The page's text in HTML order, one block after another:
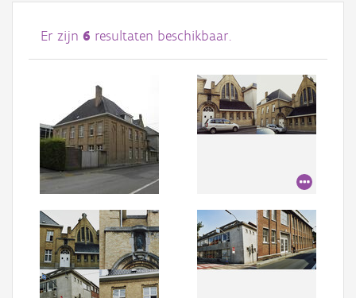
Afbeeldingen
#BeeldIndeKijker
Over ons
Aanmelden
Er zijn 6 resultaten beschikbaar.